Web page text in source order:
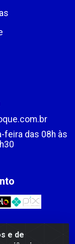
e de
feira das 08h às
PROBAHIA,